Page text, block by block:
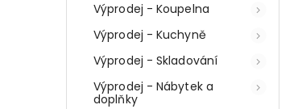
Výprodej - Koupelna
Výprodej - Kuchyně
Výprodej - Skladování
Výprodej - Nábytek a
doplňky